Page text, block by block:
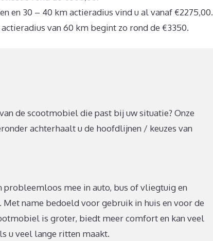
en 30 – 40 km actieradius vind u al vanaf €2275,00.
van 60 km begint zo rond de €3350.
de scootmobiel die past bij uw situatie? Onze
achterhaalt u de hoofdlijnen / keuzes van
probleemloos mee in auto, bus of vliegtuig en
name bedoeld voor gebruik in huis en voor de
is groter, biedt meer comfort en kan veel
u veel lange ritten maakt.